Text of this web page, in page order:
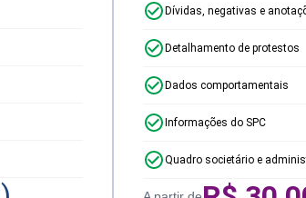
Dívidas, negativas e
Detalhamento de protestos
Dados comportamentais
Informações do SPC
Quadro societário e